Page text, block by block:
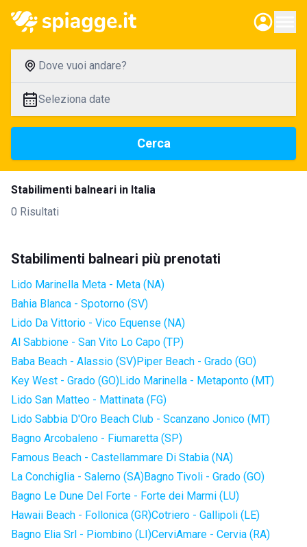
Dove vuoi andare?
Seleziona date
Cerca
Stabilimenti balneari in Italia
0 Risultati
Stabilimenti balneari più prenotati
Lido Marinella Meta - Meta (NA)
Bahia Blanca - Spotorno (SV)
Lido Da Vittorio - Vico Equense (NA)
Al Sabbione - San Vito Lo Capo (TP)
Baba Beach - Alassio (SV)Piper Beach - Grado (GO)
Key West - Grado (GO)Lido Marinella - Metaponto (MT)
Lido San Matteo - Mattinata (FG)
Lido Sabbia D'Oro Beach Club - Scanzano Jonico (MT)
Bagno Arcobaleno - Fiumaretta (SP)
Famous Beach - Castellammare Di Stabia (NA)
La Conchiglia - Salerno (SA)Bagno Tivoli - Grado (GO)
Bagno Le Dune Del Forte - Forte dei Marmi (LU)
Hawaii Beach - Follonica (GR)Cotriero - Gallipoli (LE)
Bagno Elia Srl - Piombino (LI)CerviAmare - Cervia (RA)